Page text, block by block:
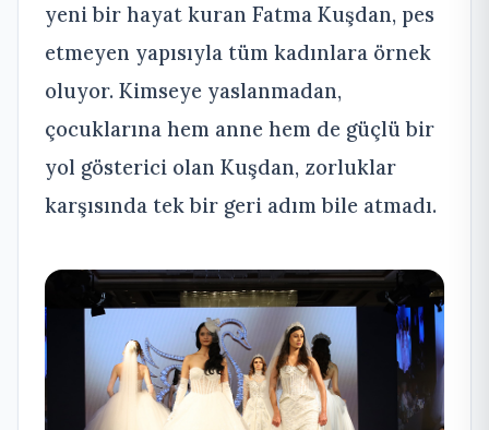
yeni bir hayat kuran Fatma Kuşdan, pes
etmeyen yapısıyla tüm kadınlara örnek
oluyor. Kimseye yaslanmadan,
çocuklarına hem anne hem de güçlü bir
yol gösterici olan Kuşdan, zorluklar
karşısında tek bir geri adım bile atmadı.